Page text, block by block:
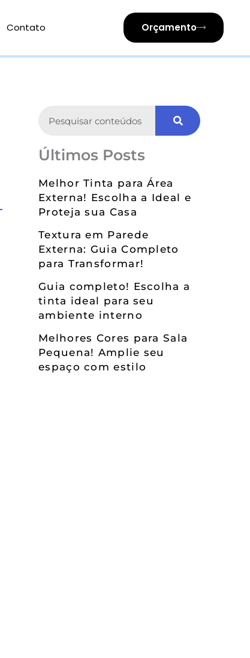
Contato Orçamento
Últimos Posts
Melhor Tinta para Área
Externa! Escolha a Ideal e
Proteja sua Casa
Textura em Parede
Externa: Guia Completo
para Transformar!
Guia completo! Escolha a
tinta ideal para seu
ambiente interno
Melhores Cores para Sala
Pequena! Amplie seu
espaço com estilo